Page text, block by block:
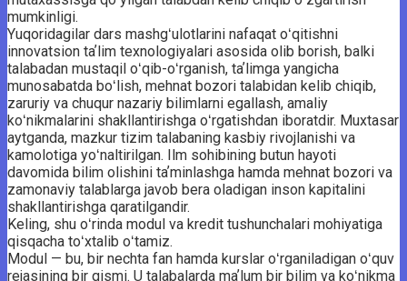
mumkinligi.
Yuqoridagilar dars mashgʻulotlarini nafaqat oʻqitishni
innovatsion taʼlim texnologiyalari asosida olib borish, balki
talabadan mustaqil oʻqib-oʻrganish, taʼlimga yangicha
munosabatda boʻlish, mehnat bozori talabidan kelib chiqib,
zaruriy va chuqur nazariy bilimlarni egallash, amaliy
koʻnikmalarini shakllantirishga oʻr­gatishdan iboratdir. Muxtasar
aytganda, mazkur tizim talabaning kasbiy rivojlanishi va
kamolotiga yoʻnaltirilgan. Ilm sohibining butun hayoti
davomida bilim olishini taʼminlashga hamda mehnat bozori va
zamonaviy talablarga javob bera oladigan inson kapitalini
shakllantirishga qaratilgandir.
Keling, shu oʻrinda modul va kredit tushunchalari mohiyatiga
qisqacha toʻxtalib oʻtamiz.
Modul — bu, bir nechta fan hamda kurslar oʻrganiladigan oʻquv
rejasining bir qismi. U talabalarda maʼlum bir bilim va koʻnikma